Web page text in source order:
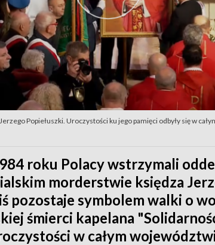
Popiełuszki. Uroczystości ku jego pamięci odbyły się w
roku Polacy wstrzymali
morderstwie księdza
pozostaje symbolem walki o
śmierci kapelana
w całym